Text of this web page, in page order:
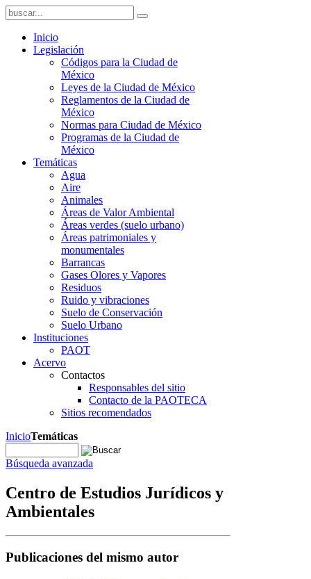
Inicio
Legislación
Códigos para la Ciudad de
México
Leyes de la Ciudad de México
Reglamentos de la Ciudad de
México
Normas para Ciudad de México
Programas de la Ciudad de
México
Temáticas
Agua
Aire
Animales
Áreas de Valor Ambiental
Áreas verdes (suelo urbano)
Áreas patrimoniales y
monumentales
Barrancas
Gases Olores y Vapores
Residuos
Ruido y vibraciones
Suelo de Conservación
Suelo Urbano
Instituciones
PAOT
Acervo
Contactos
Responsables del sitio
Contacto de la PAOTECA
Sitios recomendados
InicioTemáticas
Búsqueda avanzada
Centro de Estudios Jurídicos y
Ambientales
Publicaciones del mismo autor